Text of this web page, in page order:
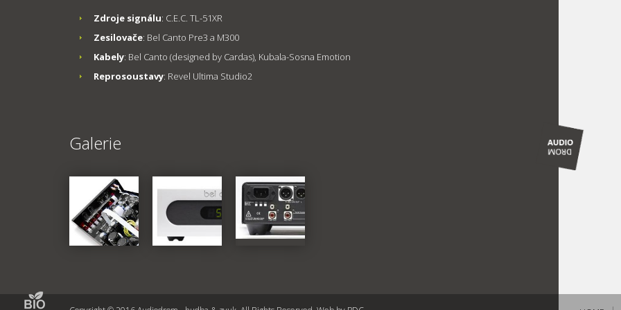
Zdroje signálu: C.E.C. TL-51XR
Zesilovače: Bel Canto Pre3 a M300
Kabely: Bel Canto (designed by Cardas), Kubala-Sosna Emotion
Reprosoustavy: Revel Ultima Studio2
Galerie